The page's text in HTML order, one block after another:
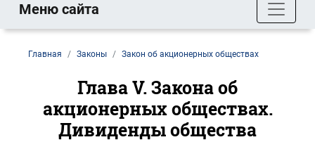
Меню сайта
Главная Законы Закон об акционерных обществах
Глава V. Закона об
акционерных обществах.
Дивиденды общества